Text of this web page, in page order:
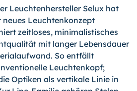
Leuchtenhersteller Selux hat
Leuchtenkonzept
zeitloses, minimalistisches
mit langer Lebensdauer
So entfällt
Leuchtenkopf;
Optiken als vertikale Linie in